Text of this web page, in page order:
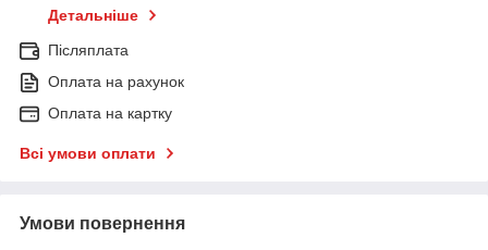
Детальніше
Післяплата
Оплата на рахунок
Оплата на картку
Всі умови оплати
Умови повернення